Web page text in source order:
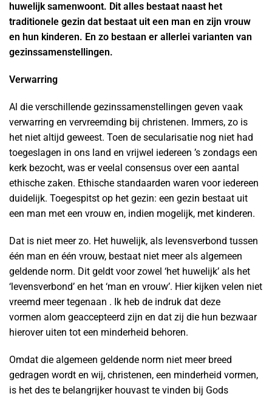
huwelijk samenwoont. Dit alles bestaat naast het
traditionele gezin dat bestaat uit een man en zijn vrouw
en hun kinderen. En zo bestaan er allerlei varianten van
gezinssamenstellingen.
Verwarring
Al die verschillende gezinssamenstellingen geven vaak
verwarring en vervreemding bij christenen. Immers, zo is
het niet altijd geweest. Toen de secularisatie nog niet had
toegeslagen in ons land en vrijwel iedereen ’s zondags een
kerk bezocht, was er veelal consensus over een aantal
ethische zaken. Ethische standaarden waren voor iedereen
duidelijk. Toegespitst op het gezin: een gezin bestaat uit
een man met een vrouw en, indien mogelijk, met kinderen.
Dat is niet meer zo. Het huwelijk, als levensverbond tussen
één man en één vrouw, bestaat niet meer als algemeen
geldende norm. Dit geldt voor zowel ‘het huwelijk’ als het
‘levensverbond’ en het ‘man en vrouw’. Hier kijken velen niet
vreemd meer tegenaan . Ik heb de indruk dat deze
vormen alom geaccepteerd zijn en dat zij die hun bezwaar
hierover uiten tot een minderheid behoren.
Omdat die algemeen geldende norm niet meer breed
gedragen wordt en wij, christenen, een minderheid vormen,
is het des te belangrijker houvast te vinden bij Gods